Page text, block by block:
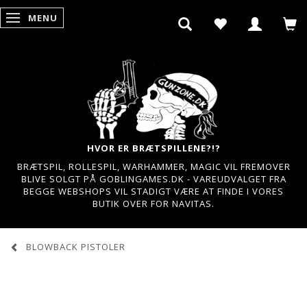
SKIFTE NAVIGATION
MENU
HVOR ER BRÆTSPILLENE?!?
BRÆTSPIL, ROLLESPIL, WARHAMMER, MAGIC VIL FREMOVER
BLIVE SOLGT PÅ GOBLINGAMES.DK - VAREUDVALGET FRA
BEGGE WEBSHOPS VIL STADIGT VÆRE AT FINDE I VORES
BUTIK OVER FOR NAVITAS.
BLOWBACK PISTOLER